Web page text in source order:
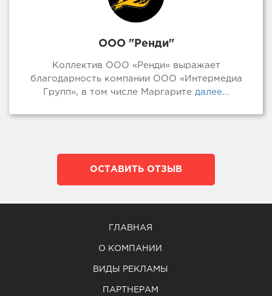
ООО "Ренди"
Коллектив ООО «Ренди» выражает
благодарность компании ООО «Интермедиа
Групп», в том числе Маргарите далее...
ОСТАВИТЬ ОТЗЫВ
ГЛАВНАЯ
О КОМПАНИИ
ВИДЫ РЕКЛАМЫ
ПАРТНЕРАМ